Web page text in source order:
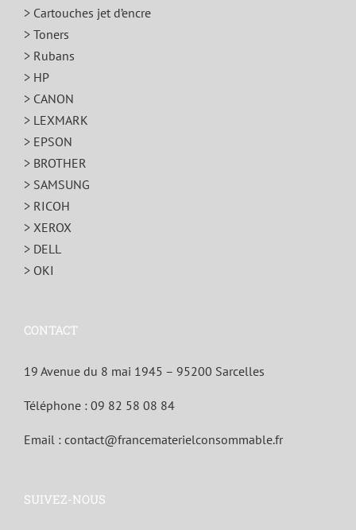
> Cartouches jet d’encre
> Toners
> Rubans
> HP
> CANON
> LEXMARK
> EPSON
> BROTHER
> SAMSUNG
> RICOH
> XEROX
> DELL
> OKI
CONTACT
19 Avenue du 8 mai 1945 – 95200 Sarcelles
Téléphone : 09 82 58 08 84
Email : contact@francematerielconsommable.fr
SUIVEZ-NOUS